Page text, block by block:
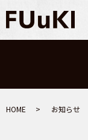
HOME お知らせ